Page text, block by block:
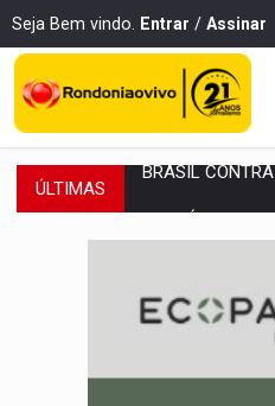
Seja Bem vindo. Entrar / Assinar
ÚLTIMAS Sobe
TRANSPORTE
COLEGIADO:
URGENTE:Colisão